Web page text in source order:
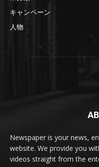
キャンペーン
人物
Newspaper is your news,
website. We provide you
videos straight from the